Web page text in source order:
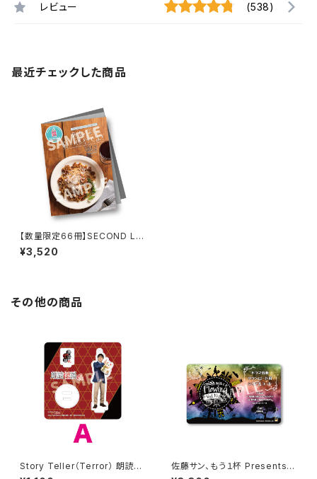
レビュー (538)
最近チェックした商品
【数量限定66冊】SECOND LIN
E Presents みんなに会いに行
くよ! 第2回 in 静岡 パンフレット
¥3,520
その他の商品
Story Teller（Terror） 朗読・
怪談 -呪- 加藤将之さん柄 アク
佐藤サン、もう１杯 Presents
朗読CD Flowing Vol.10 ドラ